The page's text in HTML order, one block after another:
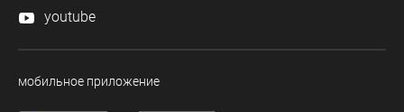
youtube
мобильное приложение